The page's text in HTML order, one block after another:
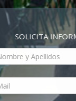
SOLICITA